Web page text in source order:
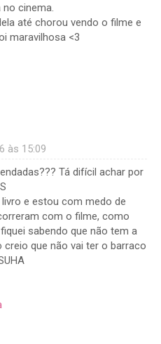
cinema.
até chorou vendo o filme e
maravilhosa <3
às 15:09
Tá difícil achar por
e estou com medo de
com o filme, como
sabendo que não tem a
creio que não vai ter o barraco